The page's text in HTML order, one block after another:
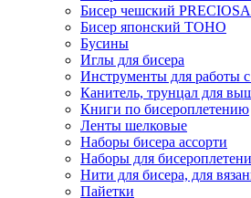
Бисер чешский
Бисер японский TOHO
Бусины
Иглы для бисера
Инструменты для работы
Канитель, трунцал для
Книги по бисероплетению
Ленты шелковые
Наборы бисера ассорти
Наборы для
Нити для бисера, для
Пайетки